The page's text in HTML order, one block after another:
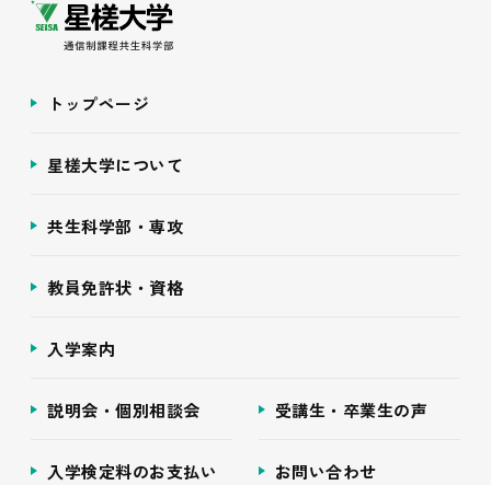
トップページ
星槎大学について
共生科学部・専攻
教員免許状・資格
入学案内
説明会・個別相談会 受講生・卒業生の声
入学検定料のお支払い お問い合わせ